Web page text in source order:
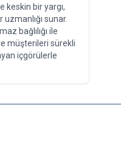
keskin bir yargı,
sunar.
bağlılığı ile
müşterileri sürekli
içgörülerle